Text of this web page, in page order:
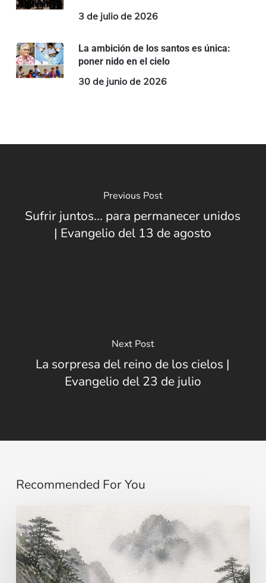
3 de julio de 2026
La ambición de los santos es única:
poner nido en el cielo
30 de junio de 2026
Previous Post
Sufrir juntos... para permanecer unidos
| Evangelio del 13 de agosto
Next Post
La sorpresa del reino de los cielos |
Evangelio del 23 de julio
Recommended For You
Imaginar…
más
allá
de